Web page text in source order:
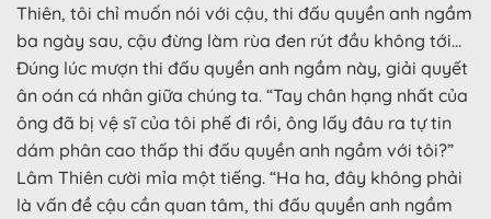
Thiên, tôi chỉ muốn nói với cậu, thi đấu quyền anh ngầm
ba ngày sau, cậu đừng làm rùa đen rút đầu không tới…
Đúng lúc mượn thi đấu quyền anh ngầm này, giải quyết
ân oán cá nhân giữa chúng ta. “Tay chân hạng nhất của
ông đã bị vệ sĩ của tôi phế đi rồi, ông lấy đâu ra tự tin
dám phân cao thấp thi đấu quyền anh ngầm với tôi?”
Lâm Thiên cười mỉa một tiếng. “Ha ha, đây không phải
là vấn đề cậu cần quan tâm, thi đấu quyền anh ngầm